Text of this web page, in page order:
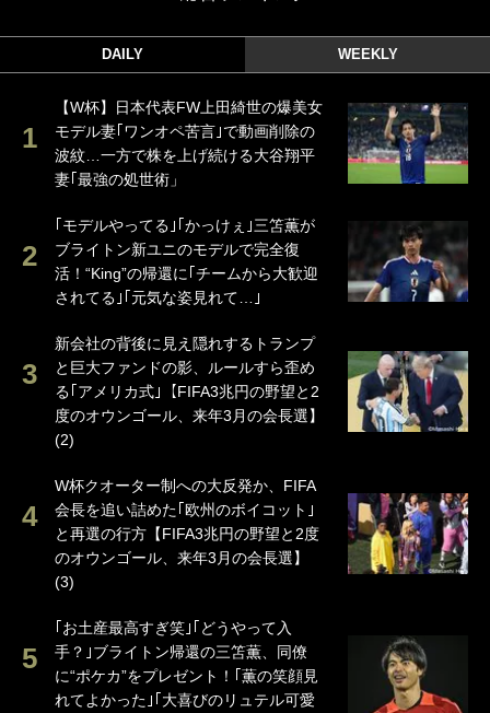
DAILY WEEKLY
【W杯】日本代表FW上田綺世の爆美女
モデル妻｢ワンオペ苦言｣で動画削除の
波紋…一方で株を上げ続ける大谷翔平
妻｢最強の処世術」
｢モデルやってる｣｢かっけぇ｣三笘薫が
ブライトン新ユニのモデルで完全復
活！“King”の帰還に｢チームから大歓迎
されてる｣｢元気な姿見れて…｣
新会社の背後に見え隠れするトランプ
と巨大ファンドの影、ルールすら歪め
る｢アメリカ式｣【FIFA3兆円の野望と2
度のオウンゴール、来年3月の会長選】
(2)
W杯クオーター制への大反発か、FIFA
会長を追い詰めた｢欧州のボイコット｣
と再選の行方【FIFA3兆円の野望と2度
のオウンゴール、来年3月の会長選】
(3)
｢お土産最高すぎ笑｣｢どうやって入
手？｣ブライトン帰還の三笘薫、同僚
に“ポケカ”をプレゼント！｢薫の笑顔見
れてよかった｣｢大喜びのリュテル可愛